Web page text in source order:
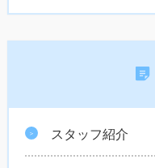
スタッフ紹介